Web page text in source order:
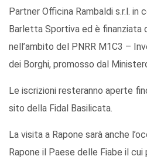
Partner Officina Rambaldi s.r.l. in
Barletta Sportiva ed è finanziata
nell’ambito del PNRR M1C3 –
dei Borghi, promosso dal
Le iscrizioni resteranno aperte
sito della Fidal Basilicata.
La visita a Rapone sarà anche
Rapone il Paese delle Fiabe il